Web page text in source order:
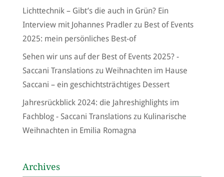
Lichttechnik – Gibt’s die auch in Grün? Ein
Interview mit Johannes Pradlerzu Best of Events
2025: mein persönliches Best-of
Sehen wir uns auf der Best of Events 2025? -
Saccani Translationszu Weihnachten im Hause
Saccani – ein geschichtsträchtiges Dessert
Jahresrückblick 2024: die Jahreshighlights im
Fachblog - Saccani Translationszu Kulinarische
Weihnachten in Emilia Romagna
Archives